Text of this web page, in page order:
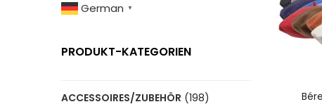
German ▼
PRODUKT-KATEGORIEN
ACCESSOIRES/ZUBEHÖR (198)